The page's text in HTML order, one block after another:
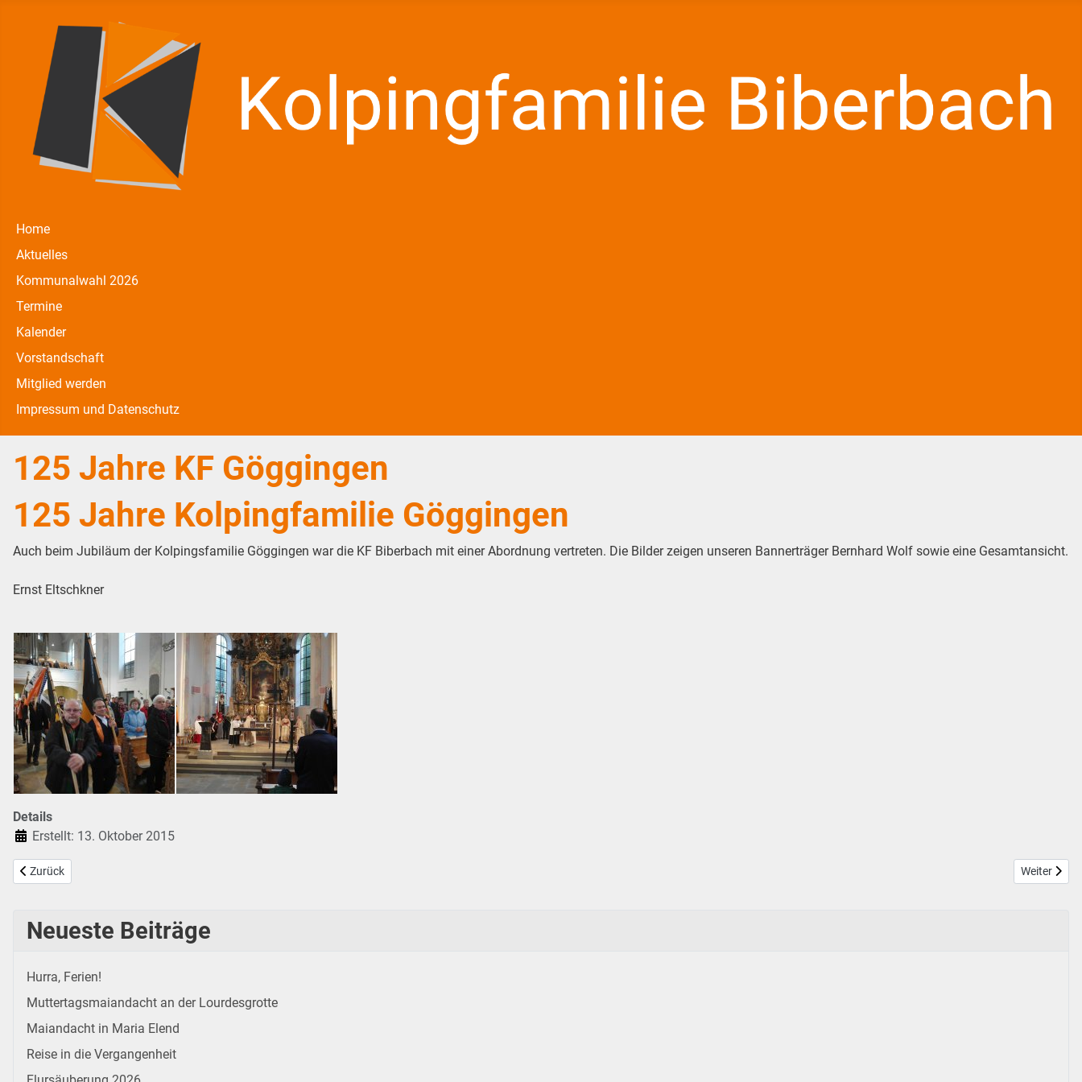
Home
Aktuelles
Kommunalwahl 2026
Termine
Kalender
Vorstandschaft
Mitglied werden
Impressum und Datenschutz
Neueste Beiträge
Hurra, Ferien!
Muttertagsmaiandacht an der Lourdesgrotte
Maiandacht in Maria Elend
Reise in die Vergangenheit
125 Jahre KF Göggingen
125 Jahre Kolpingfamilie Göggingen
Auch beim Jubiläum der Kolpingsfamilie Göggingen war die KF Biberbach mit einer Abordnung vertreten. Die Bilder zeigen unseren Bannerträger Bernhard Wolf sowie eine Gesamtansicht.
Ernst Eltschkner
Details
Erstellt: 13. Oktober 2015
Vorheriger Beitrag: Mit der Bibel im Rucksack 2015
Zurück Nächster
Weiter